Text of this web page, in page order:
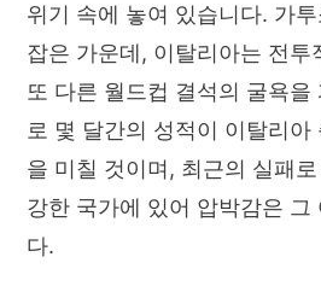
위기 속에 놓여 있습니다. 가
잡은 가운데, 이탈리아는 전투
또 다른 월드컵 결석의 굴욕을
로 몇 달간의 성적이 이탈리
을 미칠 것이며, 최근의 실패
강한 국가에 있어 압박감은 그
다.